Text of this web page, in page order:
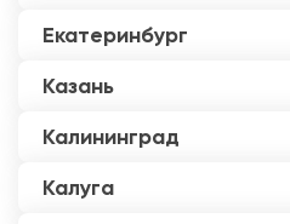
Екатеринбург
Казань
Калининград
Калуга